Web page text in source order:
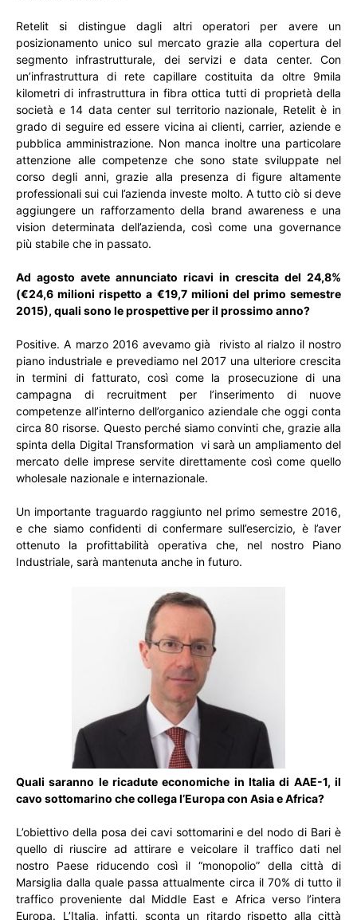
Retelit si distingue dagli altri operatori per avere un
posizionamento unico sul mercato grazie alla copertura del
segmento infrastrutturale, dei servizi e data center. Con
un’infrastruttura di rete capillare costituita da oltre 9mila
kilometri di infrastruttura in fibra ottica tutti di proprietà della
società e 14 data center sul territorio nazionale, Retelit è in
grado di seguire ed essere vicina ai clienti, carrier, aziende e
pubblica amministrazione. Non manca inoltre una particolare
attenzione alle competenze che sono state sviluppate nel
corso degli anni, grazie alla presenza di figure altamente
professionali sui cui l’azienda investe molto. A tutto ciò si deve
aggiungere un rafforzamento della brand awareness e una
vision determinata dell’azienda, così come una governance
più stabile che in passato.
Ad agosto avete annunciato ricavi in crescita del 24,8%
(€24,6 milioni rispetto a €19,7 milioni del primo semestre
2015), quali sono le prospettive per il prossimo anno?
Positive. A marzo 2016 avevamo già rivisto al rialzo il nostro
piano industriale e prevediamo nel 2017 una ulteriore crescita
in termini di fatturato, così come la prosecuzione di una
campagna di recruitment per l’inserimento di nuove
competenze all’interno dell’organico aziendale che oggi conta
circa 80 risorse. Questo perché siamo convinti che, grazie alla
spinta della Digital Transformation vi sarà un ampliamento del
mercato delle imprese servite direttamente così come quello
wholesale nazionale e internazionale.
Un importante traguardo raggiunto nel primo semestre 2016,
e che siamo confidenti di confermare sull’esercizio, è l’aver
ottenuto la profittabilità operativa che, nel nostro Piano
Industriale, sarà mantenuta anche in futuro.
Quali saranno le ricadute economiche in Italia di AAE-1, il
cavo sottomarino che collega l’Europa con Asia e Africa?
L’obiettivo della posa dei cavi sottomarini e del nodo di Bari è
quello di riuscire ad attirare e veicolare il traffico dati nel
nostro Paese riducendo così il “monopolio” della città di
Marsiglia dalla quale passa attualmente circa il 70% di tutto il
traffico proveniente dal Middle East e Africa verso l’intera
Europa. L’Italia, infatti, sconta un ritardo rispetto alla città